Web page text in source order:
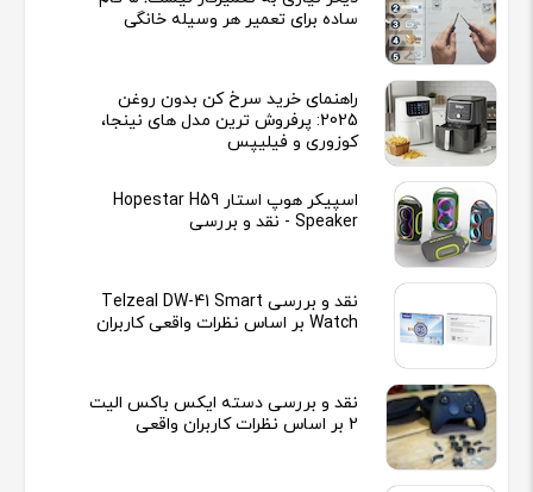
ساده برای تعمیر هر وسیله خانگی
راهنمای خرید سرخ کن بدون روغن
2025: پرفروش ترین مدل های نینجا،
کوزوری و فیلیپس
اسپیکر هوپ استار Hopestar H59
Speaker - نقد و بررسی
نقد و بررسی Telzeal DW-41 Smart
Watch بر اساس نظرات واقعی کاربران
نقد و بررسی دسته ایکس باکس الیت
2 بر اساس نظرات کاربران واقعی